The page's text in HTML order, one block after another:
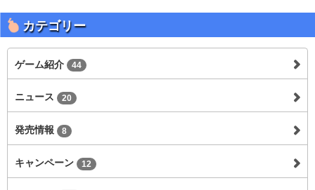
カテゴリー
ゲーム紹介 44
ニュース 20
発売情報 8
キャンペーン 12